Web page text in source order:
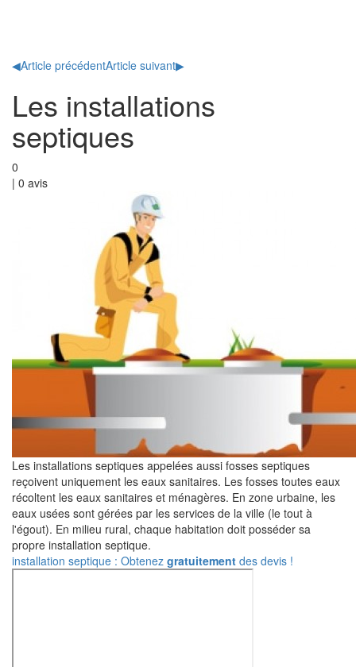
◀Article précédentArticle suivant▶
Les installations
septiques
0
| 0 avis
Les installations septiques appelées aussi fosses septiques
reçoivent uniquement les eaux sanitaires. Les fosses toutes eaux
récoltent les eaux sanitaires et ménagères. En zone urbaine, les
eaux usées sont gérées par les services de la ville (le tout à
l'égout). En milieu rural, chaque habitation doit posséder sa
propre installation septique.
installation septique : Obtenez gratuitement des devis !